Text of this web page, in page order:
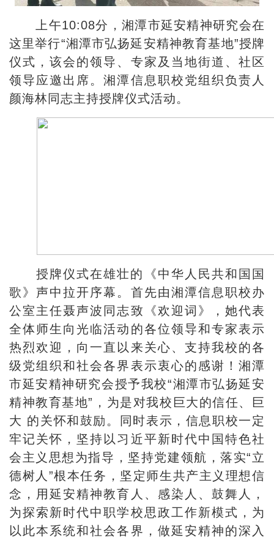
上午10:08分，湘潭市延安精神研究会在
这里举行“湘潭市弘扬延安精神教育基地”授牌
仪式，该会的领导、专家及当地街道、社区
领导应邀出席。湘潭信息职校党组织负责人
颜海林同志主持授牌仪式活动。
授牌仪式在雄壮的《中华人民共和国国
歌》声中拉开序幕。首先由湘潭信息职校办
公室主任聂声波同志致《欢迎词》，她代表
全体师生向光临活动的各位领导和专家表示
热烈欢迎，向一直以来关心、支持我校的各
级党组织和社会各界表示衷心的感谢！湘潭
市延安精神研究会授予我校“湘潭市弘扬延安
精神教育基地”，为是对我校巨大的信任、巨
大 的关怀和鼓励。同时表示，信息职校一定
牢记关怀，坚持以习近平新时代中国特色社
会主义思想为指导，坚持党建领航，落实“立
德树人”根本任务，坚定师生共产主义理想信
念，用延安精神教育人、感染人、鼓舞人，
为探索新时代中职学校思政工作新模式，为
以此本系统和社会各界，做延安精神的深入